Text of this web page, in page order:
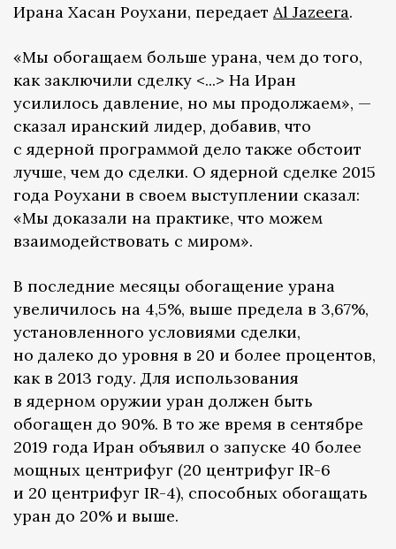
Ирана Хасан Роухани, передает Al Jazeera.
«Мы обогащаем больше урана, чем до того,
как заключили сделку <...> На Иран
усилилось давление, но мы продолжаем», —
сказал иранский лидер, добавив, что
с ядерной программой дело также обстоит
лучше, чем до сделки. О ядерной сделке 2015
года Роухани в своем выступлении сказал:
«Мы доказали на практике, что можем
взаимодействовать с миром».
В последние месяцы обогащение урана
увеличилось на 4,5%, выше предела в 3,67%,
установленного условиями сделки,
но далеко до уровня в 20 и более процентов,
как в 2013 году. Для использования
в ядерном оружии уран должен быть
обогащен до 90%. В то же время в сентябре
2019 года Иран объявил о запуске 40 более
мощных центрифуг (20 центрифуг IR-6
и 20 центрифуг IR-4), способных обогащать
уран до 20% и выше.